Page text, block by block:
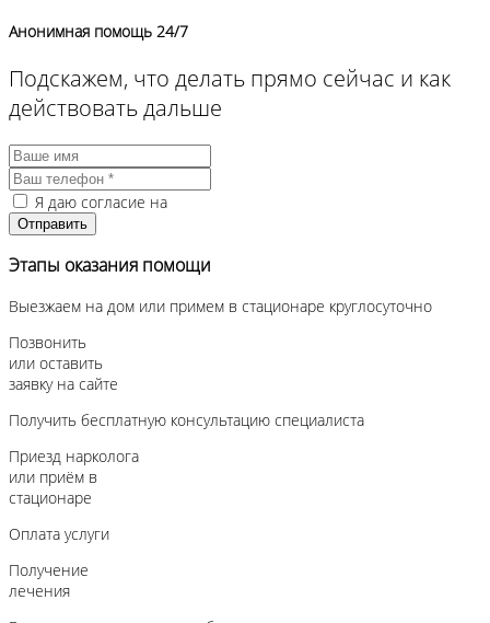
Анонимная помощь 24/7
Подскажем, что делать прямо сейчас и как
действовать дальше
Я даю согласие на
Этапы оказания помощи
Выезжаем на дом или примем в стационаре круглосуточно
Позвонить
или оставить
заявку на сайте
Получить бесплатную консультацию специалиста
Приезд нарколога
или приём в
стационаре
Оплата услуги
Получение
лечения